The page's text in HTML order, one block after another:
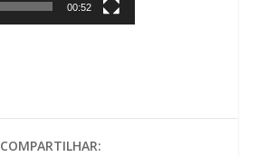
00:52
COMPARTILHAR: